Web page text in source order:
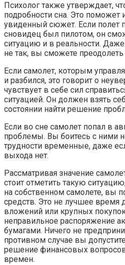
Психолог также утверждает,
подробности сна. Это поможет
увиденный сюжет. Если полет
сновидец был пилотом, он
ситуацию и в реальности. Даже
не так, вы сможете преодолеть
Если самолет, которым
и разбился, это говорит о
чувствует в себе сил
ситуацией. Он должен взять
состоянии найти решение
Если во сне самолет попал в
проблемы. Вы боитесь с ними
трудности временные, даже
выхода нет.
Рассматривая значение
стоит отметить такую
на собственном самолете, вы
средств. Это не лучшее время
вложений или крупных
неправильное распоряжение
бумагами. Ничего не
противном случае вы
решение финансовых
времен.